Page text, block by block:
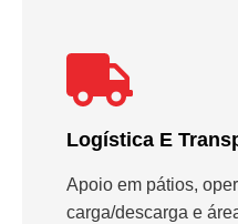
Logística E
Apoio em pátios,
carga/descarga e